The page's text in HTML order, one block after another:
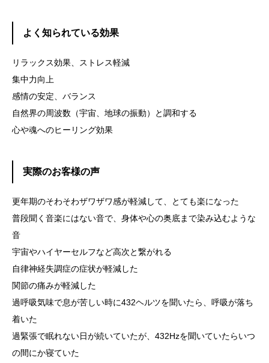
よく知られている効果
リラックス効果、ストレス軽減
集中力向上
感情の安定、バランス
自然界の周波数（宇宙、地球の振動）と調和する
心や魂へのヒーリング効果
実際のお客様の声
更年期のそわそわザワザワ感が軽減して、とても楽になった
普段聞く音楽にはない音で、身体や心の奥底まで染み込むような
音
宇宙やハイヤーセルフなど高次と繋がれる
自律神経失調症の症状が軽減した
関節の痛みが軽減した
過呼吸気味で息が苦しい時に432ヘルツを聞いたら、呼吸が落ち
着いた
過緊張で眠れない日が続いていたが、432Hzを聞いていたらいつ
の間にか寝ていた